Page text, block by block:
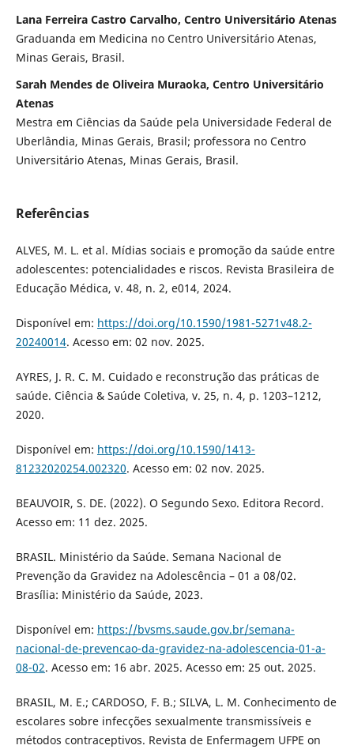
Lana Ferreira Castro Carvalho, Centro Universitário Atenas
Graduanda em Medicina no Centro Universitário Atenas,
Minas Gerais, Brasil.
Sarah Mendes de Oliveira Muraoka, Centro Universitário
Atenas
Mestra em Ciências da Saúde pela Universidade Federal de
Uberlândia, Minas Gerais, Brasil; professora no Centro
Universitário Atenas, Minas Gerais, Brasil.
Referências
ALVES, M. L. et al. Mídias sociais e promoção da saúde entre
adolescentes: potencialidades e riscos. Revista Brasileira de
Educação Médica, v. 48, n. 2, e014, 2024.
Disponível em: https://doi.org/10.1590/1981-5271v48.2-
20240014. Acesso em: 02 nov. 2025.
AYRES, J. R. C. M. Cuidado e reconstrução das práticas de
saúde. Ciência & Saúde Coletiva, v. 25, n. 4, p. 1203–1212,
2020.
Disponível em: https://doi.org/10.1590/1413-
81232020254.002320. Acesso em: 02 nov. 2025.
BEAUVOIR, S. DE. (2022). O Segundo Sexo. Editora Record.
Acesso em: 11 dez. 2025.
BRASIL. Ministério da Saúde. Semana Nacional de
Prevenção da Gravidez na Adolescência – 01 a 08/02.
Brasília: Ministério da Saúde, 2023.
Disponível em: https://bvsms.saude.gov.br/semana-
nacional-de-prevencao-da-gravidez-na-adolescencia-01-a-
08-02. Acesso em: 16 abr. 2025. Acesso em: 25 out. 2025.
BRASIL, M. E.; CARDOSO, F. B.; SILVA, L. M. Conhecimento de
escolares sobre infecções sexualmente transmissíveis e
métodos contraceptivos. Revista de Enfermagem UFPE on